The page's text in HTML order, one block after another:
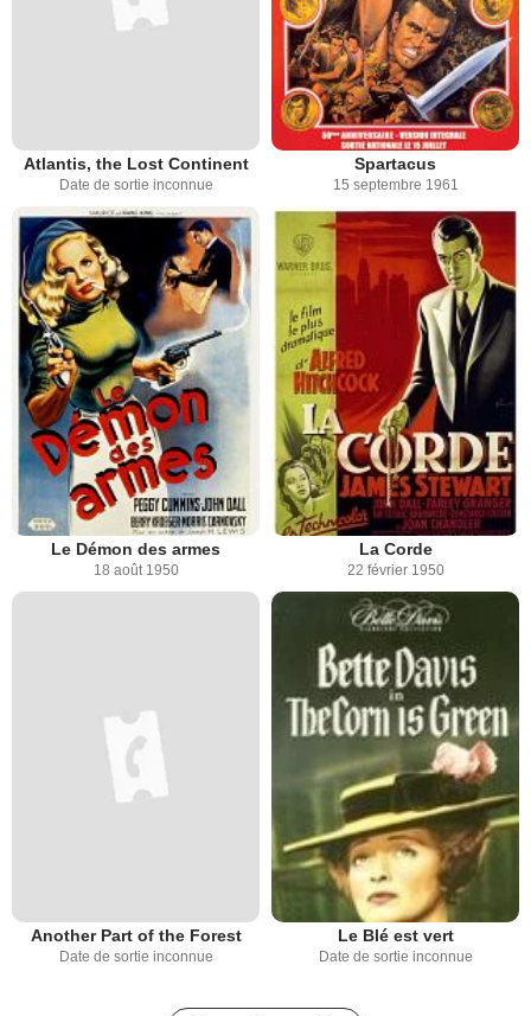
Atlantis, the Lost Continent
Date de sortie inconnue
Spartacus
15 septembre 1961
Le Démon des armes
18 août 1950
La Corde
22 février 1950
Another Part of the Forest
Date de sortie inconnue
Le Blé est vert
Date de sortie inconnue